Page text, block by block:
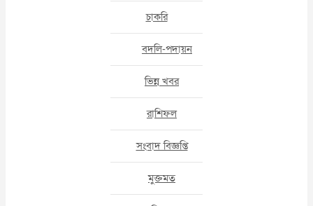
চাকরি
বদলি-পদায়ন
ভিন্ন খবর
রাশিফল
সংবাদ বিজ্ঞপ্তি
মুক্তমত